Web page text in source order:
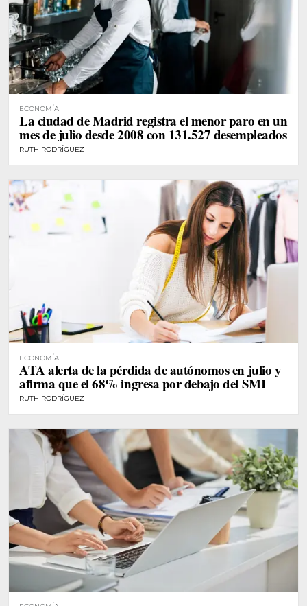
ECONOMÍA
La ciudad de Madrid registra el menor paro en un
mes de julio desde 2008 con 131.527 desempleados
RUTH RODRÍGUEZ
ECONOMÍA
ATA alerta de la pérdida de autónomos en julio y
afirma que el 68% ingresa por debajo del SMI
RUTH RODRÍGUEZ